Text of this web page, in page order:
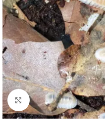
Click to enlarge